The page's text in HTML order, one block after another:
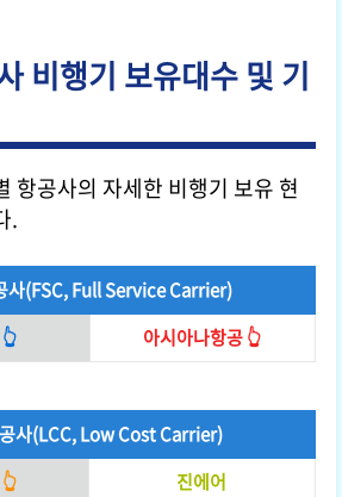
비행기 보유대수 및 기
항공사의 자세한 비행기 보유 현
.
사(FSC, Full Service Carrier)
아시아나항공 👆
사(LCC, Low Cost Carrier)
진에어